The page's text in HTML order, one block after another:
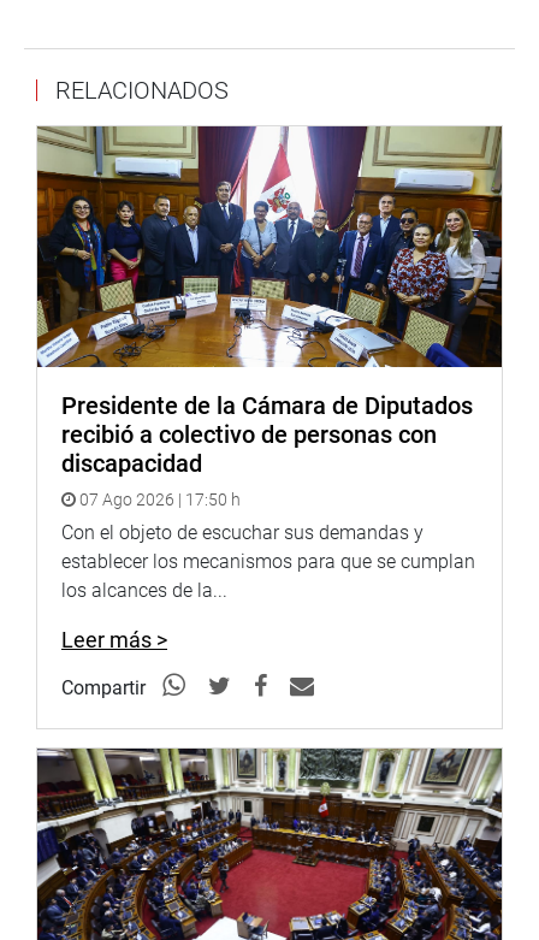
RELACIONADOS
Presidente de la Cámara de Diputados
recibió a colectivo de personas con
discapacidad
07 Ago 2026 | 17:50 h
Con el objeto de escuchar sus demandas y
establecer los mecanismos para que se cumplan
los alcances de la...
Leer más >
Compartir